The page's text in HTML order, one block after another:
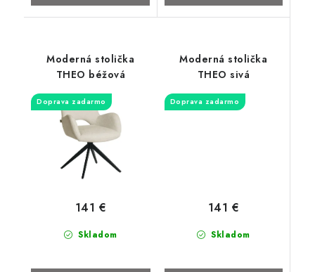
Moderná stolička
THEO béžová
Doprava zadarmo
Skladom
141 €
Moderná stolička
THEO sivá
Doprava zadarmo
Skladom
141 €